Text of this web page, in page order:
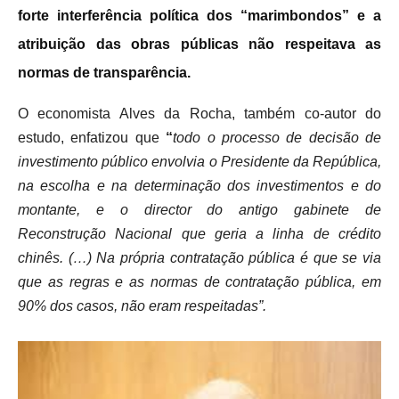
forte interferência política dos “marimbondos” e a
atribuição das obras públicas não respeitava as
normas de transparência.
O economista Alves da Rocha, também co-autor do
estudo, enfatizou que “todo o processo de decisão de
investimento público envolvia o Presidente da República,
na escolha e na determinação dos investimentos e do
montante, e o director do antigo gabinete de
Reconstrução Nacional que geria a linha de crédito
chinês. (…) Na própria contratação pública é que se via
que as regras e as normas de contratação pública, em
90% dos casos, não eram respeitadas”.